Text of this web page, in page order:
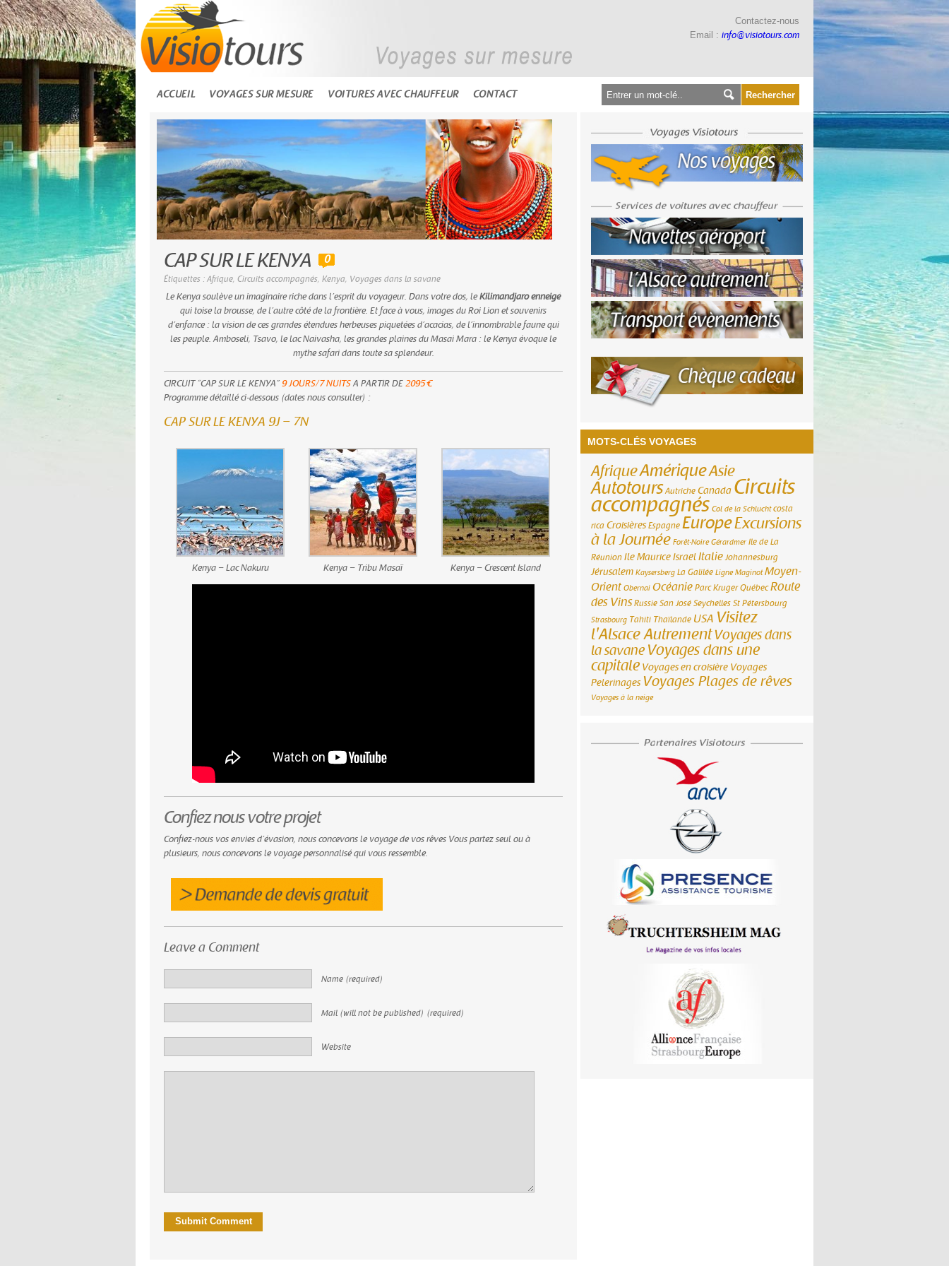
Contactez-nous
Email : info@visiotours.com
ACCUEIL VOYAGES SUR MESURE VOITURES AVEC CHAUFFEUR CONTACT
CAP SUR LE KENYA 0
Étiquettes : Afrique, Circuits accompagnés, Kenya, Voyages dans la savane
Le Kenya soulève un imaginaire riche dans l’esprit du voyageur. Dans votre dos, leKilimandjaro enneigé
qui toise la brousse, de l’autre côté de la frontière. Et face à vous, images du Roi Lion et souvenirs
d’enfance : la vision de ces grandes étendues herbeuses piquetées d’acacias, de l’innombrable faune qui
les peuple. Amboseli, Tsavo, le lac Naivasha, les grandes plaines du Masai Mara : le Kenya évoque le
mythe safari dans toute sa splendeur.
CIRCUIT “CAP SUR LE KENYA”9 JOURS/7 NUITSA PARTIR DE2095 €
Programme détaillé ci-dessous (dates nous consulter) :
CAP SUR LE KENYA 9J – 7N
Kenya – Lac Nakuru Kenya – Tribu Masaï Kenya – Crescent Island
Confiez nous votre projet
Confiez-nous vos envies d’évasion, nous concevons le voyage de vos rêves Vous partez seul ou à
plusieurs, nous concevons le voyage personnalisé qui vous ressemble.
Leave a Comment
Name (required)
Mail (will not be published) (required)
Website
MOTS-CLÉS VOYAGES
AfriqueAmériqueAsie
Autotours Autriche Canada Circuits
accompagnés Col de la Schlucht costa
rica Croisières Espagne EuropeExcursions
à la Journée Forêt-Noire Gérardmer Ile de La
Réunion Ile MauriceIsraëlItalie Johannesburg
Jérusalem Kaysersberg La Galilée Ligne Maginot Moyen-
Orient Obernai Océanie Parc Kruger Québec Route
des Vins Russie San José Seychelles St Pétersbourg
Strasbourg Tahiti Thaïlande USA Visitez
l'Alsace AutrementVoyages dans
la savane Voyages dans une
capitale Voyages en croisière Voyages
Pelerinages Voyages Plages de rêves
Voyages à la neige